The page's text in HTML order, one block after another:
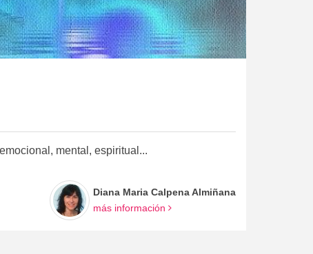
mental, espiritual...
Diana Maria Calpena Almiñana
más información